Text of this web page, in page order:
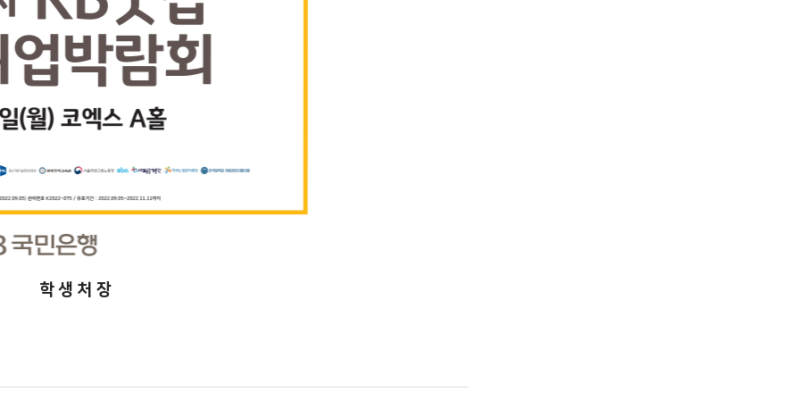
학 생 처 장